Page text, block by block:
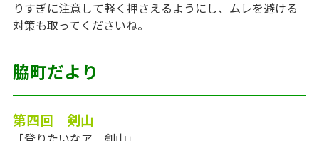
りすぎに注意して軽く押さえるようにし、ムレを避ける
対策も取ってくださいね。
脇町だより
第四回 剣山